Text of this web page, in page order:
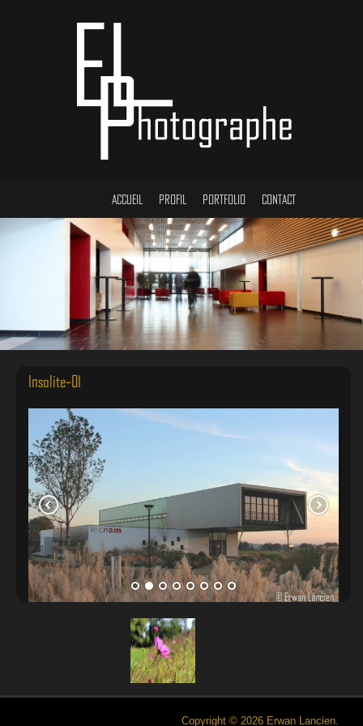
ACCUEIL PROFIL PORTFOLIO CONTACT
Insolite-01
Copyright © 2026 Erwan Lancien.